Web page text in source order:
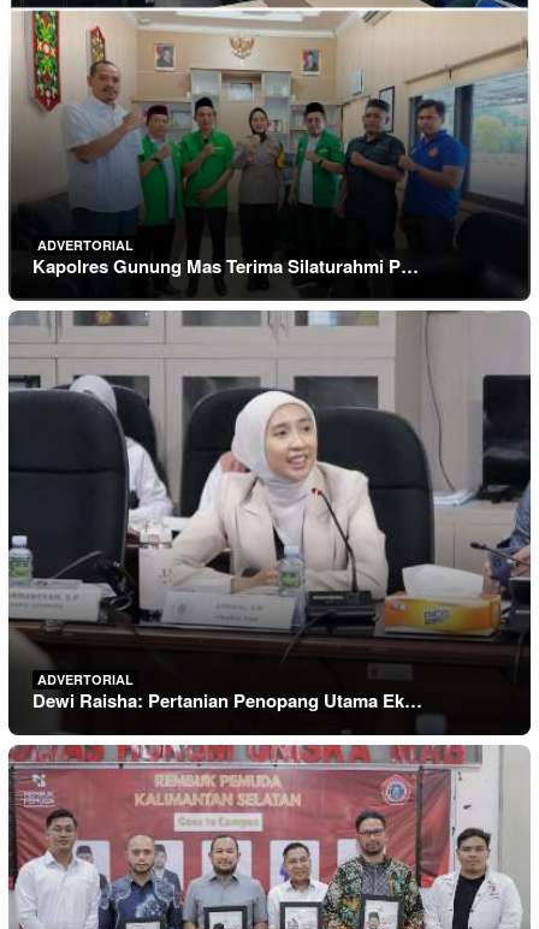
ADVERTORIAL
Kapolres Gunung Mas Terima Silaturahmi P…
ADVERTORIAL
Dewi Raisha: Pertanian Penopang Utama Ek…